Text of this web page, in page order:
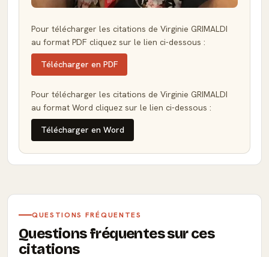
Pour télécharger les citations de Virginie GRIMALDI
au format PDF cliquez sur le lien ci-dessous :
Télécharger en PDF
Pour télécharger les citations de Virginie GRIMALDI
au format Word cliquez sur le lien ci-dessous :
Télécharger en Word
QUESTIONS FRÉQUENTES
Questions fréquentes sur ces
citations